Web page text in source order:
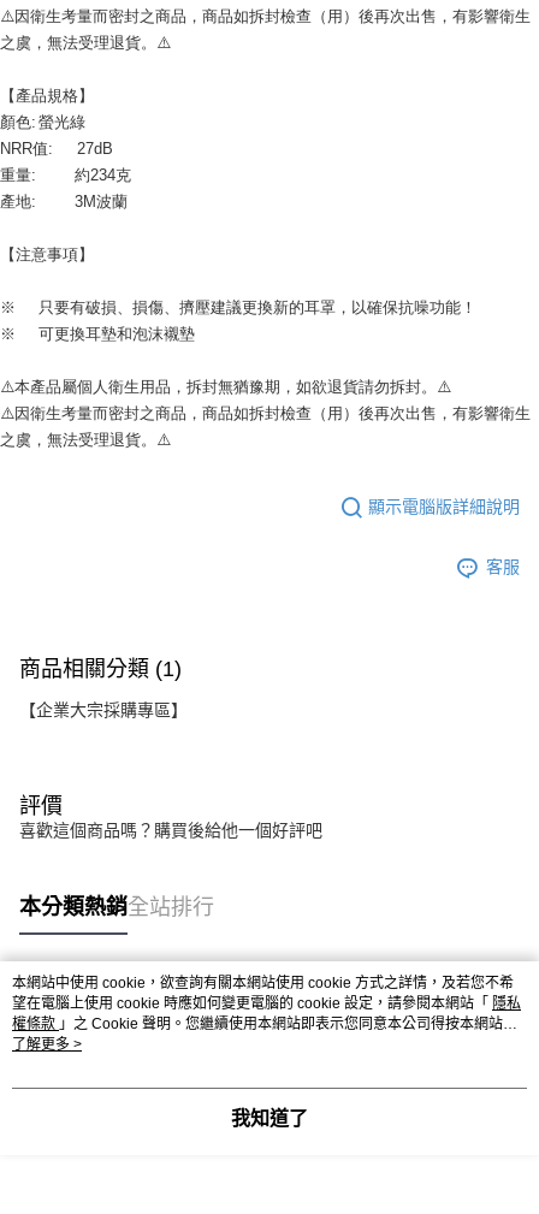
⚠️因衛生考量而密封之商品，商品如拆封檢查（用）後再次出售，有影響衛生
之虞，無法受理退貨。⚠️
【產品規格】
顏色:	螢光綠
NRR值:	27dB
重量:        約234克
產地:        3M波蘭
【注意事項】
※	只要有破損、損傷、擠壓建議更換新的耳罩，以確保抗噪功能！
※	可更換耳墊和泡沫襯墊
⚠️本產品屬個人衛生用品，拆封無猶豫期，如欲退貨請勿拆封。⚠️
⚠️因衛生考量而密封之商品，商品如拆封檢查（用）後再次出售，有影響衛生
之虞，無法受理退貨。⚠️
顯示電腦版詳細說明
客服
商品相關分類 (1)
【企業大宗採購專區】
評價
喜歡這個商品嗎？購買後給他一個好評吧
本分類熱銷全站排行
熱門標籤
本網站中使用 cookie，欲查詢有關本網站使用 cookie 方式之詳情，及若您不希
望在電腦上使用 cookie 時應如何變更電腦的 cookie 設定，請參閱本網站「 隱私
權條款 」之 Cookie 聲明。您繼續使用本網站即表示您同意本公司得按本網站使
用條款之 Cookie 聲明使用 cookie。
了解更多 >
我知道了